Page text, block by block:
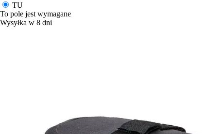
TU
To pole jest wymagane
Wysyłka w 8 dni